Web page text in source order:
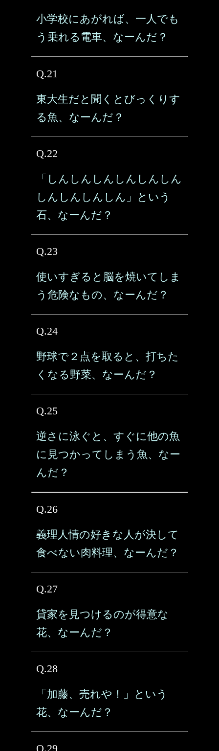
小学校にあがれば、一人でも
う乗れる電車、なーんだ？
Q.21
東大生だと聞くとびっくりす
る魚、なーんだ？
Q.22
「しんしんしんしんしんしん
しんしんしんしん」という
石、なーんだ？
Q.23
使いすぎると脳を焼いてしま
う危険なもの、なーんだ？
Q.24
野球で２点を取ると、打ちた
くなる野菜、なーんだ？
Q.25
逆さに泳ぐと、すぐに他の魚
に見つかってしまう魚、なー
んだ？
Q.26
義理人情の好きな人が決して
食べない肉料理、なーんだ？
Q.27
貸家を見つけるのが得意な
花、なーんだ？
Q.28
「加藤、売れや！」という
花、なーんだ？
Q.29